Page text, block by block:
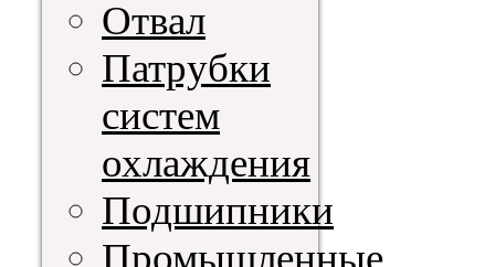
Отвал
Патрубки
систем
охлаждения
Подшипники
Промышленные